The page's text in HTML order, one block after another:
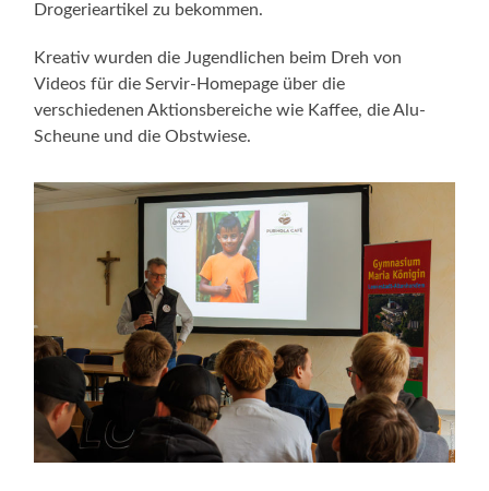
Drogerieartikel zu bekommen.
Kreativ wurden die Jugendlichen beim Dreh von
Videos für die Servir-Homepage über die
verschiedenen Aktionsbereiche wie Kaffee, die Alu-
Scheune und die Obstwiese.